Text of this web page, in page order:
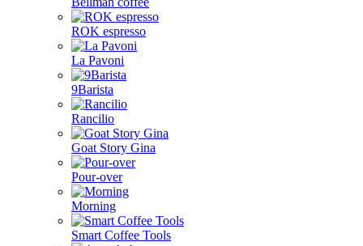
ROK espresso
La Pavoni
9Barista
Rancilio
Goat Story Gina
Pour-over
Morning
Smart Coffee Tools